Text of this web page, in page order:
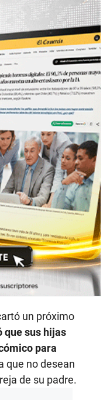
un próximo
que sus hijas
para
que no desean
de su padre.